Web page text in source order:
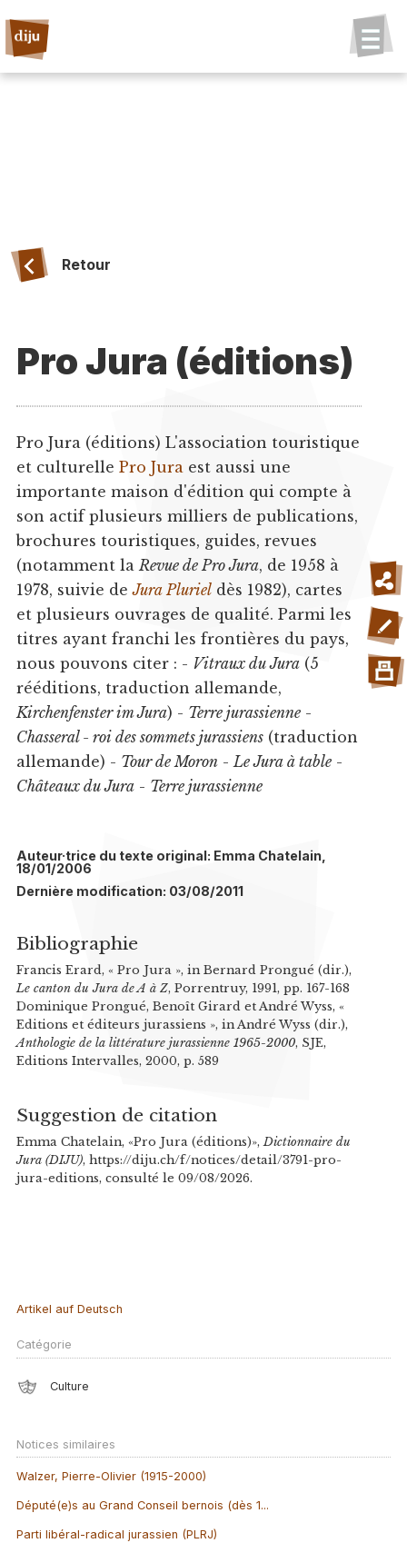
Retour
Pro Jura (éditions)
Pro Jura (éditions) L'association touristique
et culturelle Pro Jura est aussi une
importante maison d'édition qui compte à
son actif plusieurs milliers de publications,
brochures touristiques, guides, revues
(notamment la Revue de Pro Jura, de 1958 à
1978, suivie deJura Plurieldès 1982), cartes
et plusieurs ouvrages de qualité. Parmi les
titres ayant franchi les frontières du pays,
nous pouvons citer : - Vitraux du Jura(5
rééditions, traduction allemande,
Kirchenfenster im Jura) - Terre jurassienne-
Chasseral - roi des sommets jurassiens(traduction
allemande) - Tour de Moron- Le Jura à table-
Châteaux du Jura- Terre jurassienne
Auteur·trice du texte original: Emma Chatelain,
18/01/2006
Dernière modification: 03/08/2011
Bibliographie
Francis Erard, « Pro Jura », in Bernard Prongué (dir.),
Le canton du Jura de A à Z, Porrentruy, 1991, pp. 167-168
Dominique Prongué, Benoît Girard et André Wyss, «
Editions et éditeurs jurassiens », in André Wyss (dir.),
Anthologie de la littérature jurassienne 1965-2000, SJE,
Editions Intervalles, 2000, p. 589
Suggestion de citation
Emma Chatelain, «Pro Jura (éditions)», Dictionnaire du
Jura (DIJU), https://diju.ch/f/notices/detail/3791-pro-
jura-editions, consulté le 09/08/2026.
Artikel auf Deutsch
Catégorie
Culture
Notices similaires
Walzer, Pierre-Olivier (1915-2000)
Député(e)s au Grand Conseil bernois (dès 1...
Parti libéral-radical jurassien (PLRJ)